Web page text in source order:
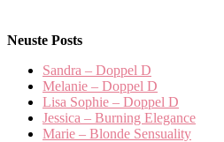
Neuste Posts
Sandra – Doppel D
Melanie – Doppel D
Lisa Sophie – Doppel D
Jessica – Burning Elegance
Marie – Blonde Sensuality